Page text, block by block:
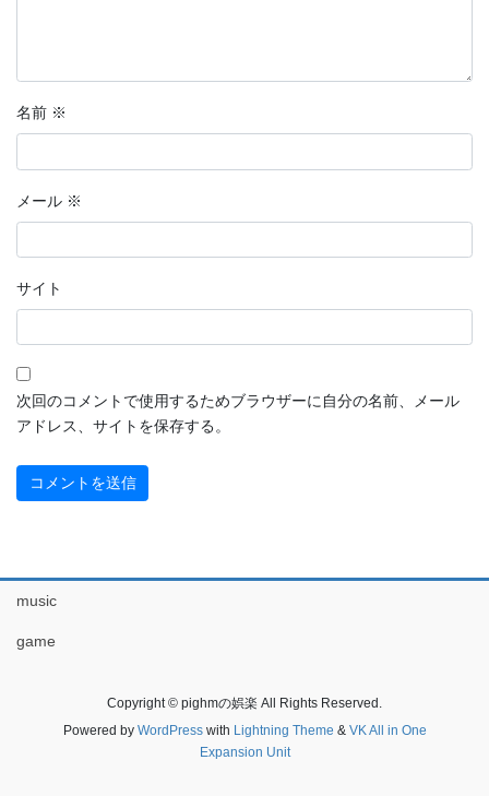
名前 ※
メール ※
サイト
次回のコメントで使用するためブラウザーに自分の名前、メール
アドレス、サイトを保存する。
music
game
Copyright © pighmの娯楽 All Rights Reserved.
Powered by WordPresswith Lightning Theme & VK All in One
Expansion Unit